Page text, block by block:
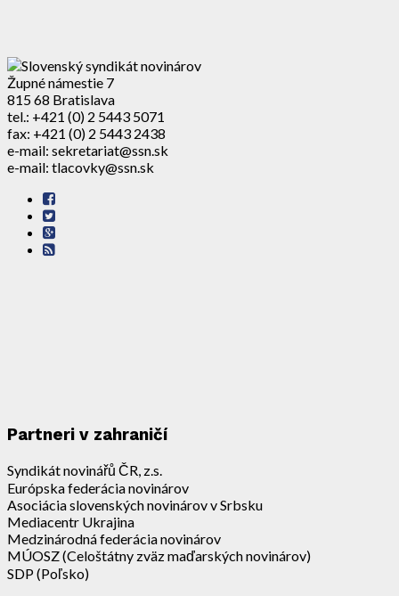
Župné námestie 7
815 68 Bratislava
tel.: +421 (0) 2 5443 5071
fax: +421 (0) 2 5443 2438
e-mail: sekretariat@ssn.sk
e-mail: tlacovky@ssn.sk
Partneri v zahraničí
Syndikát novinářů ČR, z.s.
Európska federácia novinárov
Asociácia slovenských novinárov v Srbsku
Mediacentr Ukrajina
Medzinárodná federácia novinárov
MÚOSZ (Celoštátny zväz maďarských novinárov)
SDP (Poľsko)